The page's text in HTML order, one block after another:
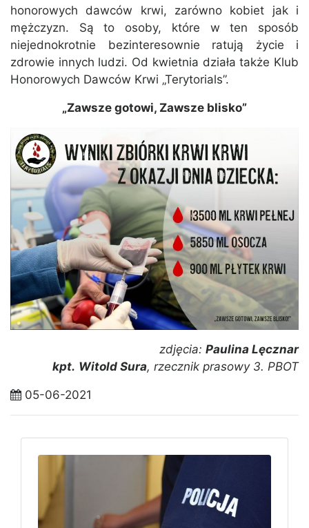
honorowych dawców krwi, zarówno kobiet jak i
mężczyzn. Są to osoby, które w ten sposób
niejednokrotnie bezinteresownie ratują życie i
zdrowie innych ludzi. Od kwietnia działa także Klub
Honorowych Dawców Krwi „Terytorials”.
„Zawsze gotowi, Zawsze blisko”
zdjęcia: Paulina Lęcznar
kpt. Witold Sura, rzecznik prasowy 3. PBOT
05-06-2021